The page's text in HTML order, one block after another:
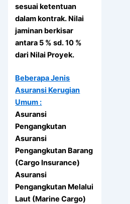
sesuai ketentuan
dalam kontrak. Nilai
jaminan berkisar
antara 5 % sd. 10 %
dari Nilai Proyek.
Beberapa Jenis
Asuransi Kerugian
Umum :
Asuransi
Pengangkutan
Asuransi
Pengangkutan Barang
(Cargo Insurance)
Asuransi
Pengangkutan Melalui
Laut (Marine Cargo)